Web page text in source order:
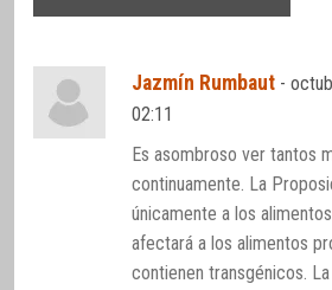
Jazmín Rumbaut -
02:11
Es asombroso ver tantos
continuamente. La
únicamente a los
afectará a los alimentos
contienen transgénicos.